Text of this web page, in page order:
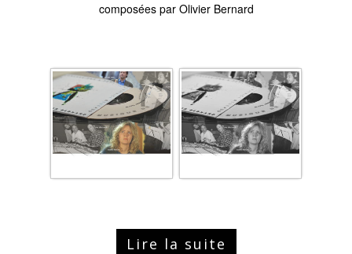
composées par Olivier Bernard
Lire la suite